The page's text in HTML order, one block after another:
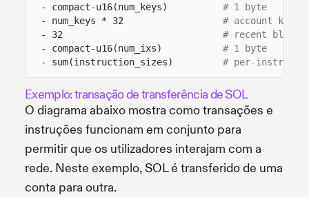
- compact-u16(num_keys)
# 1 byte
- num_keys * 32
# account key
- 32
# recent
- compact-u16(num_ixs)
# 1 byte
- sum(instruction_sizes)
# per-
Exemplo: transação de transferência de SOL
O diagrama abaixo mostra como transações e
instruções funcionam em conjunto para
permitir que os utilizadores interajam com a
rede. Neste exemplo, SOL é transferido de uma
conta para outra.